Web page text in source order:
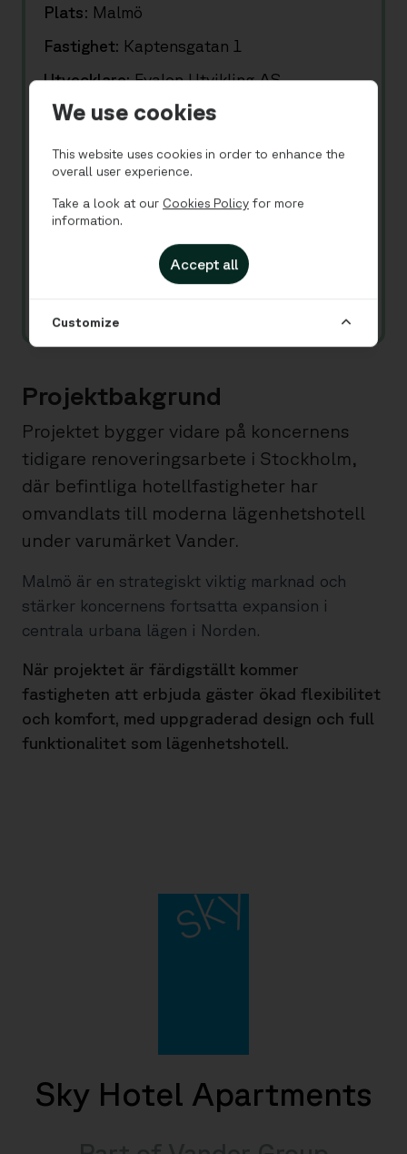
Projektbakgrund
Projektet bygger vidare på koncernens
tidigare renoveringsarbete i Stockholm,
där befintliga hotellfastigheter har
omvandlats till moderna lägenhetshotell
under varumärket Vander.
Malmö är en strategiskt viktig marknad och
stärker koncernens fortsatta expansion i
centrala urbana lägen i Norden.
När projektet är färdigställt kommer
fastigheten att erbjuda gäster ökad flexibilitet
och komfort, med uppgraderad design och full
funktionalitet som lägenhetshotell.
Plats: Malmö
Fastighet: Kaptensgatan 1
Utvecklare:Evalon Utvikling AS
Ägare:Eiendomsspar
Tillfällig operatör: Sky Hotel Apartments
Slutlig operatör:Vander (efter
renovering)
Under utveckling
Sky Hotel Apartments
We use cookies
This website uses cookies in order to enhance the
overall user experience.
Take a look at our Cookies Policy for more
information.
Accept all
Customize